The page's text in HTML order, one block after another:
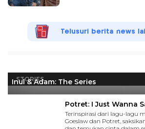
Telusuri berita news